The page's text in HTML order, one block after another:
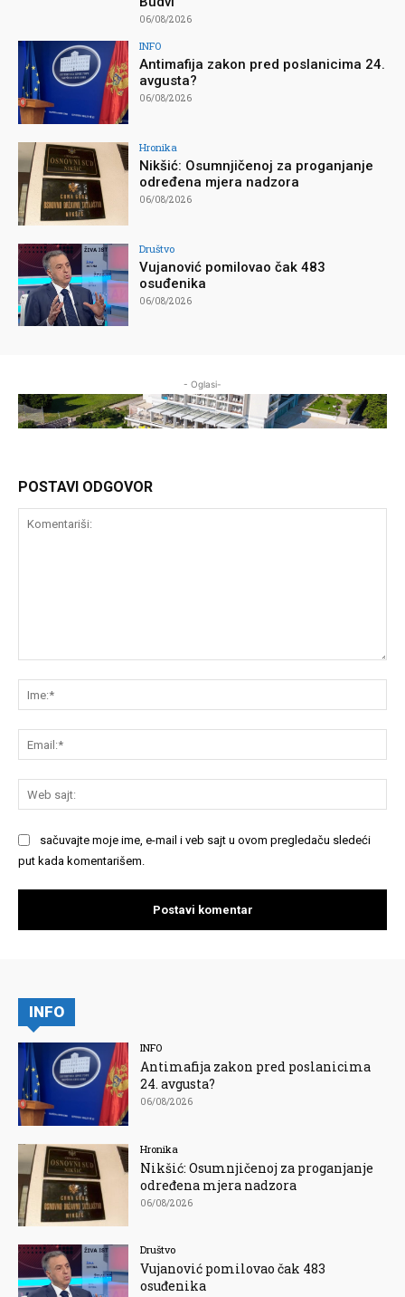
06/08/2026
INFO
Antimafija zakon pred poslanicima 24.
avgusta?
06/08/2026
Hronika
Nikšić: Osumnjičenoj za proganjanje
određena mjera nadzora
06/08/2026
Društvo
Vujanović pomilovao čak 483
osuđenika
06/08/2026
- Oglasi-
POSTAVI ODGOVOR
sačuvajte moje ime, e-mail i veb sajt u ovom pregledaču sledeći
put kada komentarišem.
INFO
INFO
Antimafija zakon pred poslanicima
24. avgusta?
06/08/2026
Hronika
Nikšić: Osumnjičenoj za proganjanje
određena mjera nadzora
06/08/2026
Društvo
Vujanović pomilovao čak 483
osuđenika